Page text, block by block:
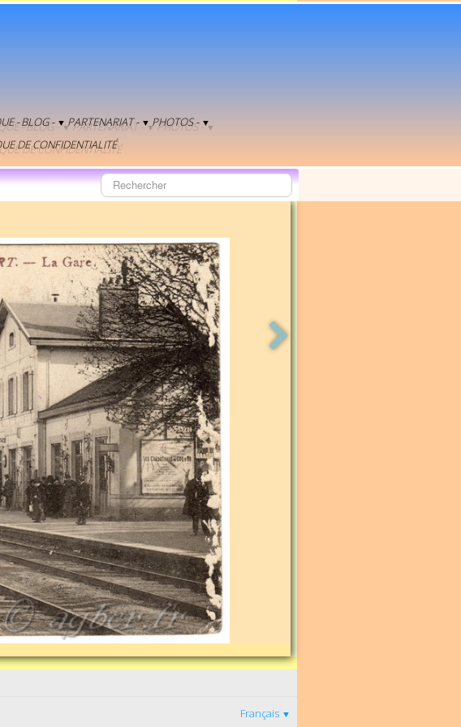
-BLOG - ▼ PARTENARIAT - ▼ PHOTOS - ▼
DE CONFIDENTIALITÉ
Français ▼